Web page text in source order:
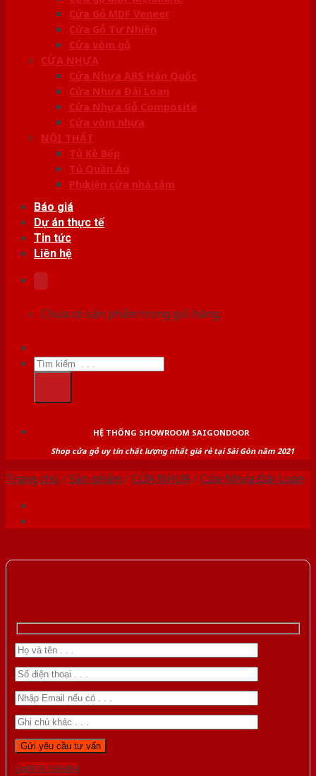
Cửa Gỗ MDF Veneer
Cửa Gỗ Tự Nhiên
Cửa vòm gỗ
CỬA NHỰA
Cửa Nhựa ABS Hàn Quốc
Cửa Nhựa Đài Loan
Cửa Nhựa Gỗ Composite
Cửa vòm nhựa
NỘI THẤT
Tủ Kệ Bếp
Tủ Quần Áo
Phụ kiện cửa nhà tắm
Báo giá
Dự án thực tế
Tin tức
Liên hệ
Chưa có sản phẩm trong giỏ hàng.
Tìm
kiếm:
HỆ THỐNG SHOWROOM SAIGONDOOR
Shop cửa gỗ uy tín chất lượng nhất giá rẻ tại Sài Gòn năm 2021
Trang chủ /Sản phẩm /CỬA NHỰA/Cửa Nhựa Đài Loan
Gọi 0976.169.864